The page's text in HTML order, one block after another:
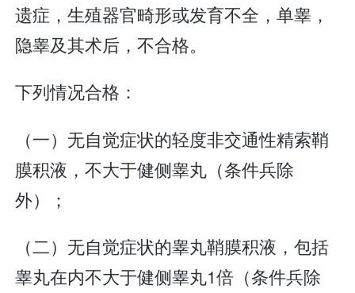
遗症，生殖器官畸形或发育不全，单睾，
隐睾及其术后，不合格。
下列情况合格：
（一）无自觉症状的轻度非交通性精索鞘
膜积液，不大于健侧睾丸（条件兵除
外）；
（二）无自觉症状的睾丸鞘膜积液，包括
睾丸在内不大于健侧睾丸1倍（条件兵除